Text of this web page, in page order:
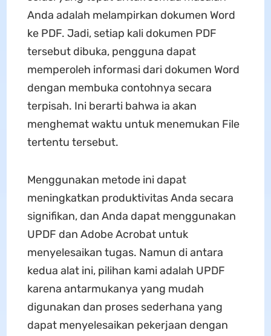
Anda adalah melampirkan dokumen Word
ke PDF. Jadi, setiap kali dokumen PDF
tersebut dibuka, pengguna dapat
memperoleh informasi dari dokumen Word
dengan membuka contohnya secara
terpisah. Ini berarti bahwa ia akan
menghemat waktu untuk menemukan File
tertentu tersebut.
Menggunakan metode ini dapat
meningkatkan produktivitas Anda secara
signifikan, dan Anda dapat menggunakan
UPDF dan Adobe Acrobat untuk
menyelesaikan tugas. Namun di antara
kedua alat ini, pilihan kami adalah UPDF
karena antarmukanya yang mudah
digunakan dan proses sederhana yang
dapat menyelesaikan pekerjaan dengan